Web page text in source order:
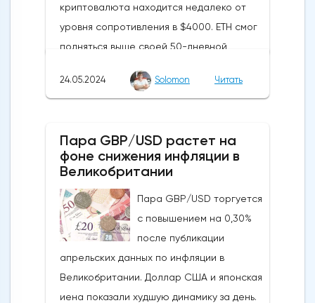
криптовалюта находится недалеко от
уровня сопротивления в $4000. ETH смог
подняться выше своей 50-дневной
бычьих колебаний, которые могут развеять
криптовалюты.Курс супер-альткоина не
рос до тех пор, пока за неделю до
21Shares и ARK не утвердили спотовые ETF
на Ethereum. К счастью для Ethereum, в
понедельник, 20 мая, ожидания стали
более оптимистичными, что помогло
криптовалюте вырасти более чем на 20%.
24.05.2024 Solomon Читать
Пара GBP/USD растет на
фоне снижения инфляции в
Великобритании
Пара GBP/USD торгуется
с повышением на 0,30%
после публикации
апрельских данных по инфляции в
Великобритании. Доллар США и японская
иена показали худшую динамику за день.